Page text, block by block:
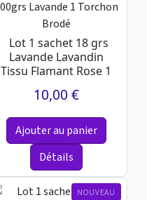
Lot 1 sachet 18 grs
Lavande Lavandin
Tissu Flamant Rose 1
Lavand...
10,00 €
Ajouter au panier
Détails
NOUVEAU